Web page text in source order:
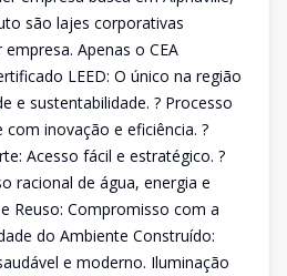
são lajes corporativas
Apenas o CEA
LEED: O único na região
e sustentabilidade. ? Processo
inovação e eficiência. ?
Acesso fácil e estratégico. ?
racional de água, energia e
Reuso: Compromisso com a
do Ambiente Construído:
e moderno. Iluminação